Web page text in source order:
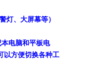
灯、 大屏幕等）
电脑和平板电
以方便切换各种工